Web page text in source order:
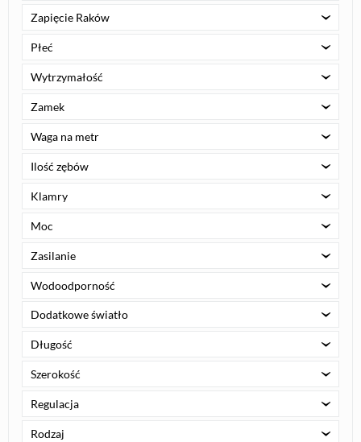
Zapięcie Raków
Płeć
Wytrzymałość
Zamek
Waga na metr
Ilość zębów
Klamry
Moc
Zasilanie
Wodoodporność
Dodatkowe światło
Długość
Szerokość
Regulacja
Rodzaj